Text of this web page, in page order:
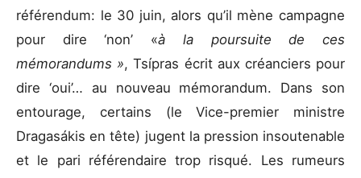
référendum: le 30 juin, alors qu’il mène campagne
pour dire ‘non’ «à la poursuite de ces
mémorandums », Tsípras écrit aux créanciers pour
dire ‘oui’… au nouveau mémorandum. Dans son
entourage, certains (le Vice-premier ministre
Dragasákis en tête) jugent la pression insoutenable
et le pari référendaire trop risqué. Les rumeurs